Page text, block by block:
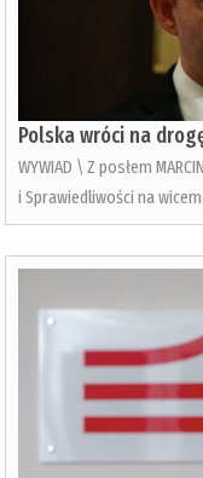
Polska wróci na
WYWIAD \ Z posłem
i Sprawiedliwości na